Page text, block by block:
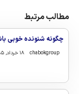
مطالب مرتبط
چگونه شنونده خوبی
chabokgroup ۱۸ خرداد, ۱۴۰۵